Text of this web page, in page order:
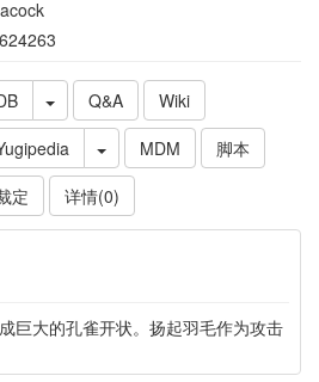
Q&A
Wiki
MDM
脚本
定
详情(0)
巨大的孔雀开状。扬起羽毛作为攻击